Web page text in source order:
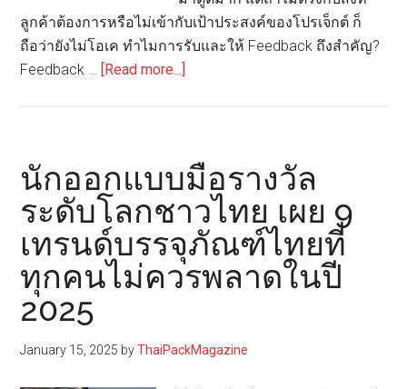
ลูกค้าต้องการหรือไม่เข้ากับเป้าประสงค์ของโปรเจ็กต์ ก็
ถือว่ายังไม่โอเค ทำไมการรับและให้ Feedback ถึงสำคัญ?
Feedback …
[Read more...]
ปัง!!!
ศิลปะ
การ
ให้
และ
รับ
นัก
นักออกแบบมือรางวัล
ระดับโลกชาวไทย เผย 9
เทรนด์บรรจุภัณฑ์ไทยที่
ทุกคนไม่ควรพลาดในปี
2025
January 15, 2025 byThaiPackMagazine